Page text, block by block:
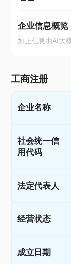
企业信息概览
如上信息由AI大
工商注册
企业名称
社会统一信
用代码
法定代表人
经营状态
成立日期